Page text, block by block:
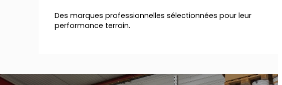
Des marques professionnelles sélectionnées pour leur
performance terrain.